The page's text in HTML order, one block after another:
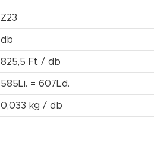
Z23
db
825,5 Ft / db
585Li. = 607Ld.
0,033 kg / db